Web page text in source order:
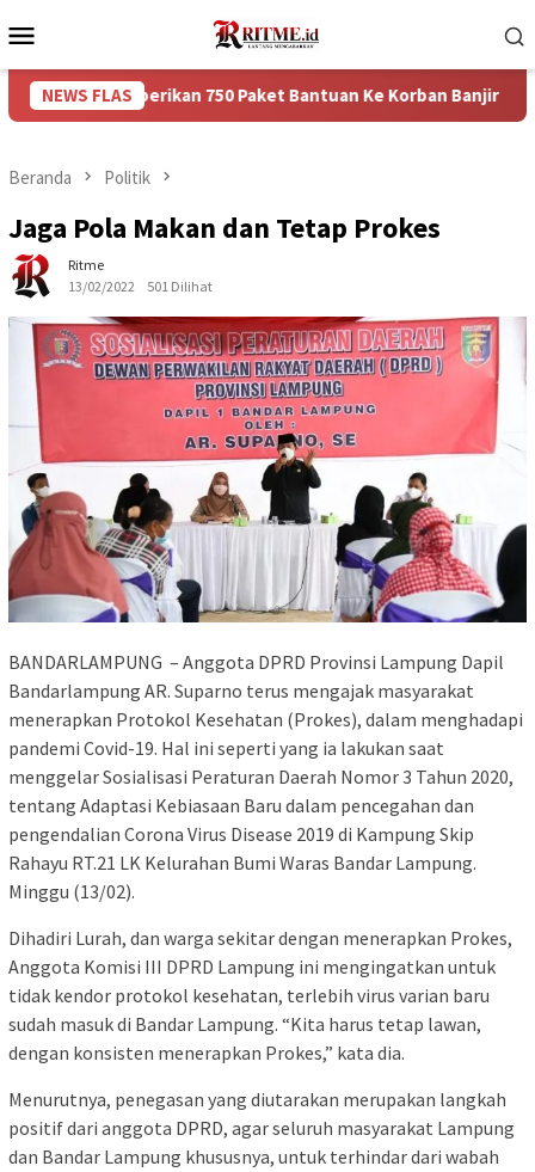
ke
Mobile
NEWS FLAS750 Paket Bantuan Ke Korban Banjir
Beranda Politik
Jaga Pola Makan dan Tetap Prokes
Ritme
13/02/2022
501 Dilihat
BANDARLAMPUNG – Anggota DPRD Provinsi Lampung Dapil
Bandarlampung AR. Suparno terus mengajak masyarakat
menerapkan Protokol Kesehatan (Prokes), dalam menghadapi
pandemi Covid-19. Hal ini seperti yang ia lakukan saat
menggelar Sosialisasi Peraturan Daerah Nomor 3 Tahun 2020,
tentang Adaptasi Kebiasaan Baru dalam pencegahan dan
pengendalian Corona Virus Disease 2019 di Kampung Skip
Rahayu RT.21 LK Kelurahan Bumi Waras Bandar Lampung.
Minggu (13/02).
Dihadiri Lurah, dan warga sekitar dengan menerapkan Prokes,
Anggota Komisi III DPRD Lampung ini mengingatkan untuk
tidak kendor protokol kesehatan, terlebih virus varian baru
sudah masuk di Bandar Lampung. “Kita harus tetap lawan,
dengan konsisten menerapkan Prokes,” kata dia.
Menurutnya, penegasan yang diutarakan merupakan langkah
positif dari anggota DPRD, agar seluruh masyarakat Lampung
dan Bandar Lampung khususnya, untuk terhindar dari wabah